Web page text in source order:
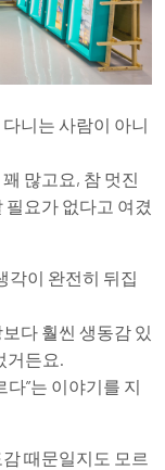
니는 사람이 아니
많고요, 참 멋진
요가 없다고 여겼
각이 완전히 뒤집
다 훨씬 생동감 있
거든요.
”는 이야기를 지
때문일지도 모르